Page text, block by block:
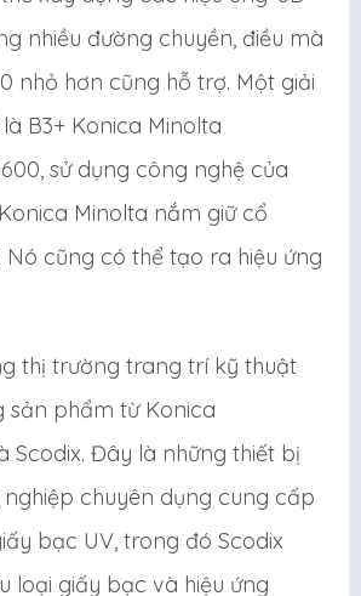
nhiều đường chuyền, điều mà
nhỏ hơn cũng hỗ trợ. Một giải
B3+ Konica Minolta
sử dụng công nghệ của
Minolta nắm giữ cổ
Nó cũng có thể tạo ra hiệu ứng
thị trường trang trí kỹ thuật
sản phẩm từ Konica
Scodix. Đây là những thiết bị
chuyên dụng cung cấp
bạc UV, trong đó Scodix
loại giấy bạc và hiệu ứng